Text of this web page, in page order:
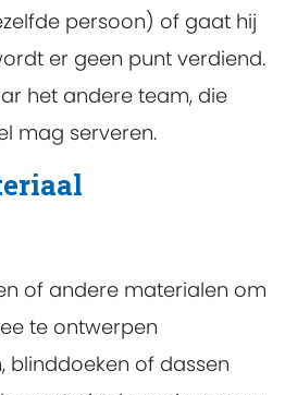
persoon) of gaat hij
er geen punt verdiend.
het andere team, die
mag serveren.
of andere materialen om
te ontwerpen
blinddoeken of dassen